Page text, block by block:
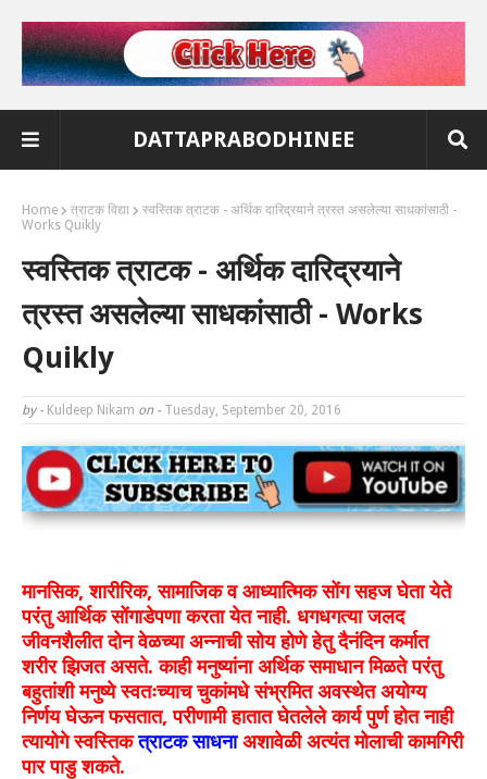
DATTAPRABODHINEE
Home त्राटक विद्या
स्वस्तिक त्राटक - अर्थिक दारिद्रयाने त्रस्त असलेल्या साधकांसाठी -
Works Quikly
स्वस्तिक त्राटक - अर्थिक दारिद्रयाने
त्रस्त असलेल्या साधकांसाठी - Works
Quikly
by - Kuldeep Nikam on - Tuesday, September 20, 2016
मानसिक, शारीरिक, सामाजिक व आध्यात्मिक सोंग सहज घेता येते
परंतु आर्थिक सोंगाडेपणा करता येत नाही. धगधगत्या जलद
जीवनशैलीत दोन वेळच्या अन्नाची सोय होणे हेतु दैनंदिन कर्मात
शरीर झिजत असते. काही मनुष्यांना अर्थिक समाधान मिळते परंतु
बहुतांशी मनुष्ये स्वतःच्याच चुकांमधे संभ्रमित अवस्थेत अयोग्य
निर्णय घेऊन फसतात, परीणामी हातात घेतलेले कार्य पुर्ण होत नाही
त्यायोगे स्वस्तिकत्राटक साधनाअशावेळी अत्यंत मोलाची कामगिरी
पार पाडु शकते.